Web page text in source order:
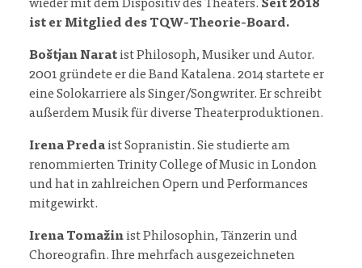
wieder mit dem Dispositiv des Theaters. Seit 2018
ist er Mitglied des TQW-Theorie-Board.
Boštjan Naratist Philosoph, Musiker und Autor.
2001 gründete er die Band Katalena. 2014 startete er
eine Solokarriere als Singer/Songwriter. Er schreibt
außerdem Musik für diverse Theaterproduktionen.
Irena Predaist Sopranistin. Sie studierte am
renommierten Trinity College of Music in London
und hat in zahlreichen Opern und Performances
mitgewirkt.
Irena Tomažinist Philosophin, Tänzerin und
Choreografin. Ihre mehrfach ausgezeichneten